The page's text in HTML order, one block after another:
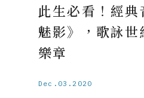
此生必看！經
魅影》，歌詠世
樂章
Dec.03.2020